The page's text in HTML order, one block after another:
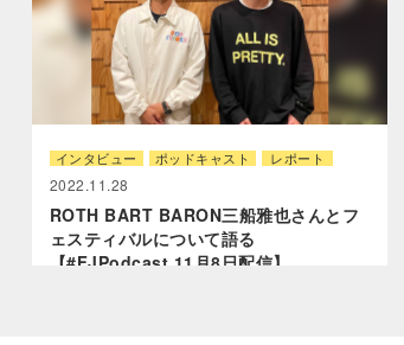
インタビュー ポッドキャスト レポート
2022.11.28
ROTH BART BARON三船雅也さんとフ
ェスティバルについて語る
【#FJPodcast 11月8日配信】